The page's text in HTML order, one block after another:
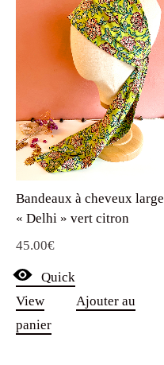
Bandeaux à cheveux large
« Delhi » vert citron
45.00€
Quick
View
Ajouter au
panier